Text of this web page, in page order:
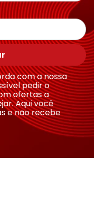
com a nossa
pedir o
ofertas a
Aqui você
e não recebe